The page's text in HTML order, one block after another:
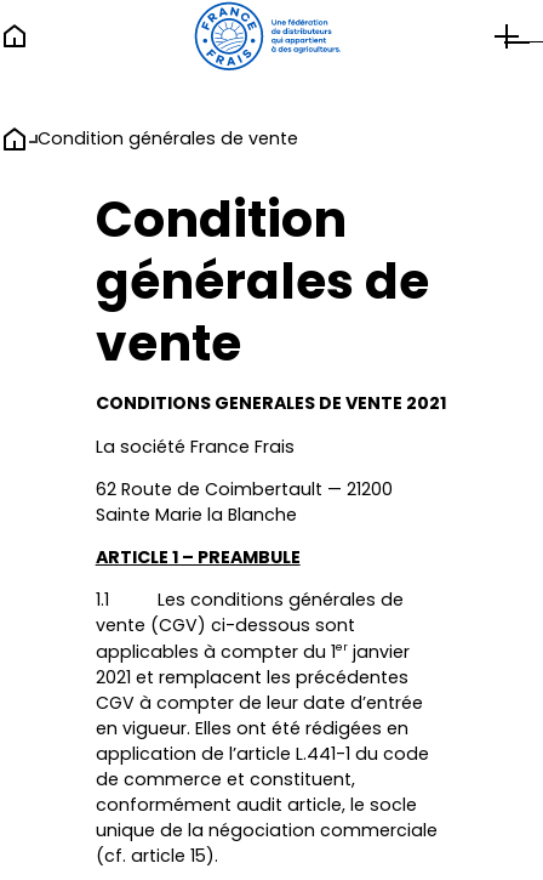
Condition générales de vente
Condition
générales de
vente
CONDITIONS GENERALES DE VENTE 2021
La société France Frais
62 Route de Coimbertault — 21200
Sainte Marie la Blanche
ARTICLE 1 – PREAMBULE
1.1 Les conditions générales de
vente (CGV) ci-dessous sont
applicables à compter du 1erjanvier
2021 et remplacent les précédentes
CGV à compter de leur date d’entrée
en vigueur. Elles ont été rédigées en
application de l’article L.441-1 du code
de commerce et constituent,
conformément audit article, le socle
unique de la négociation commerciale
(cf. article 15).
Qui sommes nous ?
Notre histoire
Gammes & Marques
Campagne de France
Fleur de Pré
Les Glaces de Célestine
Nos valeurs
Notre démarche RSE
Coopérative laitière
Actualités
Contact
France Frais Recrute
France Frais - 64 Route
de Combertault - 21200
Sainte Marie la Blanche -